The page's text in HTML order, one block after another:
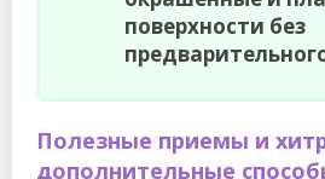
поверхности без
Полезные приемы и
дополнительные